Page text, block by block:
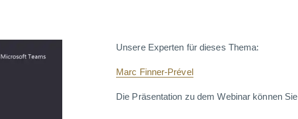
Unsere Experten für dieses Thema:
Marc Finner-Prével
Die Präsentation zu dem Webinar können Sie